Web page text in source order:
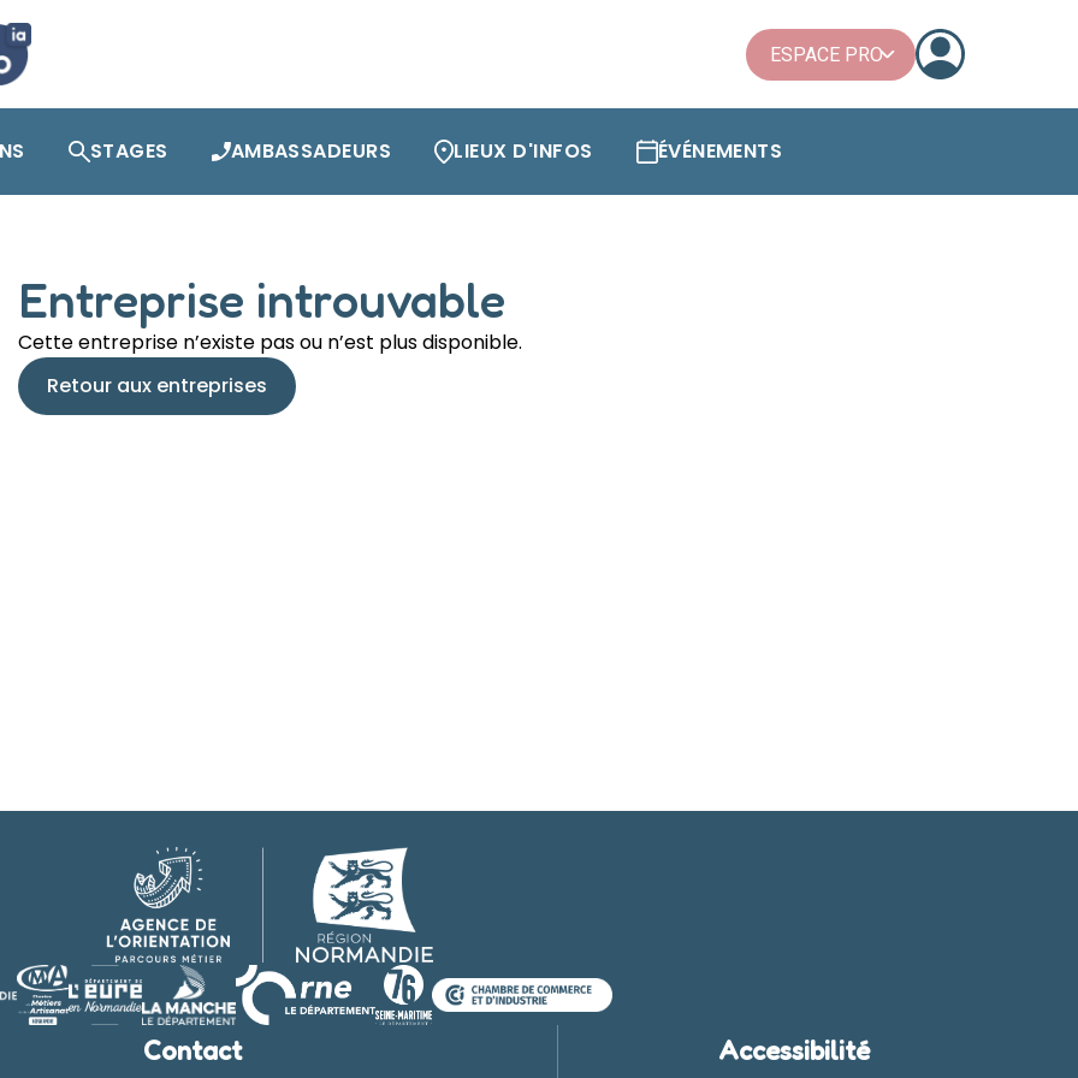
ESPACE PRO
STAGES AMBASSADEURS LIEUX D'INFOS ÉVÉNEMENTS
Entreprise introuvable
Cette entreprise n’existe pas ou n’est plus disponible.
Retour aux entreprises
Contact Accessibilité